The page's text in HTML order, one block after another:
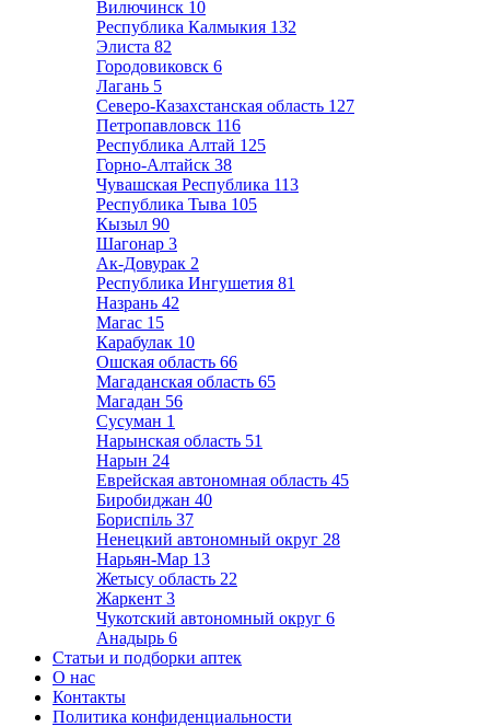
Вилючинск 10
Республика Калмыкия 132
Элиста 82
Городовиковск 6
Лагань 5
Северо-Казахстанская область 127
Петропавловск 116
Республика Алтай 125
Горно-Алтайск 38
Чувашская Республика 113
Республика Тыва 105
Кызыл 90
Шагонар 3
Ак-Довурак 2
Республика Ингушетия 81
Назрань 42
Магас 15
Карабулак 10
Ошская область 66
Магаданская область 65
Магадан 56
Сусуман 1
Нарынская область 51
Нарын 24
Еврейская автономная область 45
Биробиджан 40
Бориспіль 37
Ненецкий автономный округ 28
Нарьян-Мар 13
Жетысу область 22
Жаркент 3
Чукотский автономный округ 6
Анадырь 6
Статьи и подборки аптек
О нас
Контакты
Политика конфиденциальности